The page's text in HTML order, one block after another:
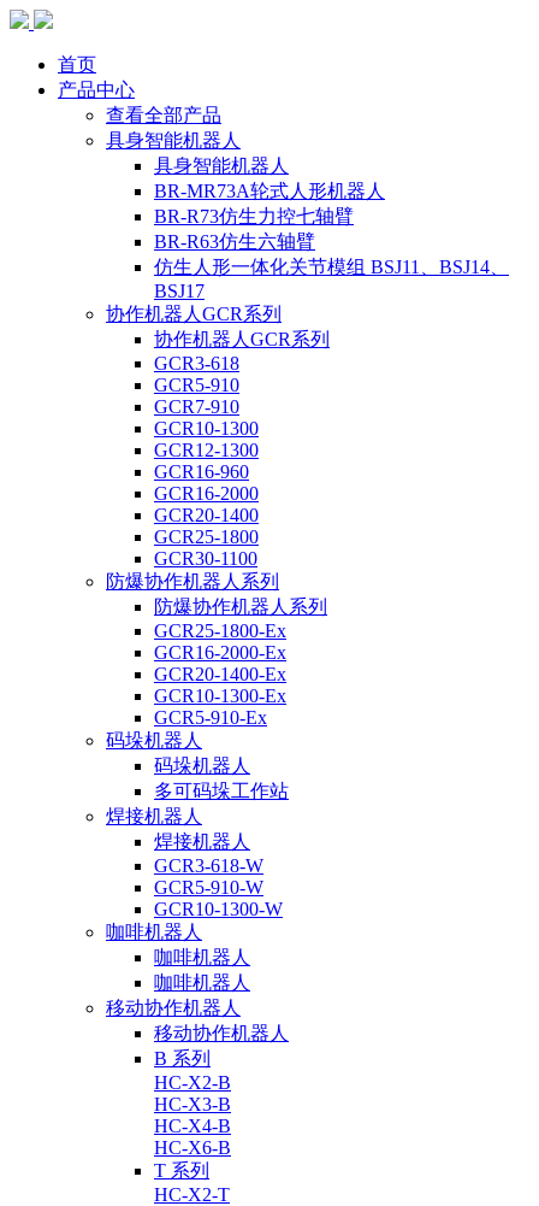
首页
产品中心
查看全部产品
具身智能机器人
具身智能机器人
BR-MR73A轮式人形机器人
BR-R73仿生力控七轴臂
BR-R63仿生六轴臂
仿生人形一体化关节模组 BSJ11、BSJ14、
BSJ17
协作机器人GCR系列
协作机器人GCR系列
GCR3-618
GCR5-910
GCR7-910
GCR10-1300
GCR12-1300
GCR16-960
GCR16-2000
GCR20-1400
GCR25-1800
GCR30-1100
防爆协作机器人系列
防爆协作机器人系列
GCR25-1800-Ex
GCR16-2000-Ex
GCR20-1400-Ex
GCR10-1300-Ex
GCR5-910-Ex
码垛机器人
码垛机器人
多可码垛工作站
焊接机器人
焊接机器人
GCR3-618-W
GCR5-910-W
GCR10-1300-W
咖啡机器人
咖啡机器人
咖啡机器人
移动协作机器人
移动协作机器人
B 系列
HC-X2-B
HC-X3-B
HC-X4-B
HC-X6-B
T 系列
HC-X2-T